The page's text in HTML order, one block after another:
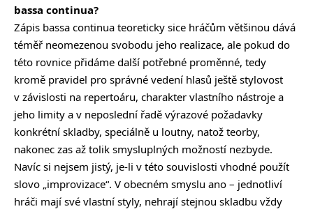
bassa continua?
Zápis bassa continua teoreticky sice hráčům většinou dává
téměř neomezenou svobodu jeho realizace, ale pokud do
této rovnice přidáme další potřebné proměnné, tedy
kromě pravidel pro správné vedení hlasů ještě stylovost
v závislosti na repertoáru, charakter vlastního nástroje a
jeho limity a v neposlední řadě výrazové požadavky
konkrétní skladby, speciálně u loutny, natož teorby,
nakonec zas až tolik smysluplných možností nezbyde.
Navíc si nejsem jistý, je-li v této souvislosti vhodné použít
slovo „improvizace“. V obecném smyslu ano – jednotliví
hráči mají své vlastní styly, nehrají stejnou skladbu vždy